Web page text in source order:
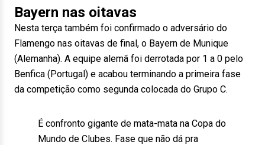
Bayern nas oitavas
Nesta terça também foi confirmado o adversário do
Flamengo nas oitavas de final, o Bayern de Munique
(Alemanha). A equipe alemã foi derrotada por 1 a 0 pelo
Benfica (Portugal) e acabou terminando a primeira fase
da competição como segunda colocada do Grupo C.
É confronto gigante de mata-mata na Copa do
Mundo de Clubes. Fase que não dá pra